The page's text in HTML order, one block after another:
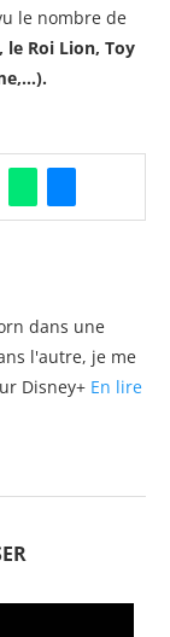
le nombre de
Roi Lion, Toy
dans une
l'autre, je me
Disney+ En lire